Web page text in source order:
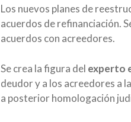
Los nuevos planes de
acuerdos de refinanciación.
acuerdos con acreedores.
Se crea la figura del experto
deudor y a los acreedores a
a posterior homologación